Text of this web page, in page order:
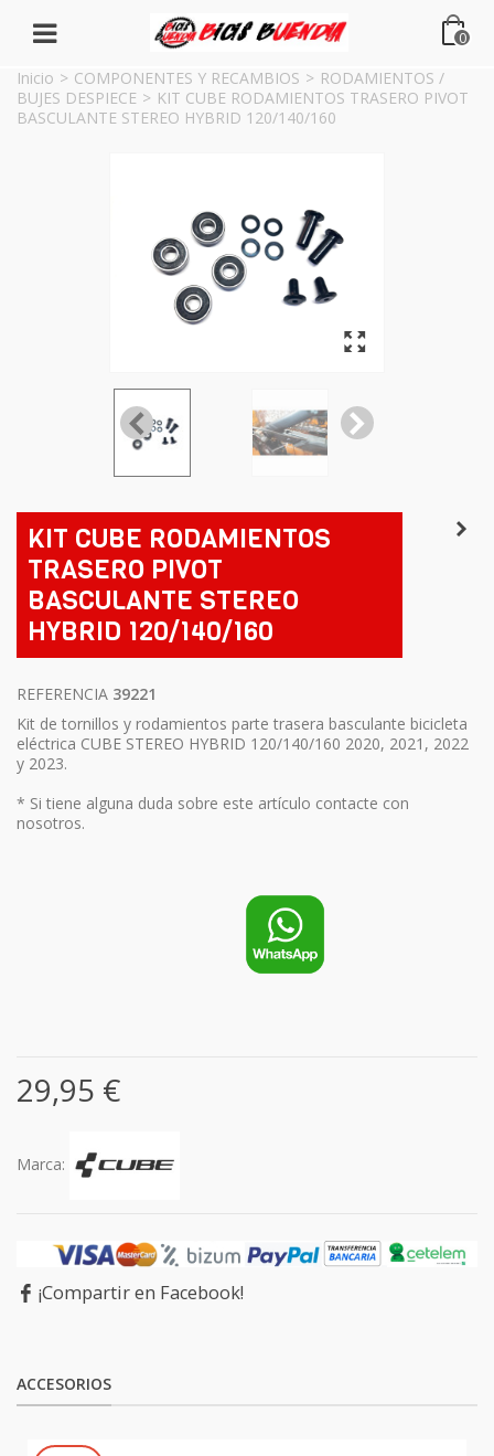
0
Inicio > COMPONENTES Y RECAMBIOS > RODAMIENTOS /
BUJES DESPIECE > KIT CUBE RODAMIENTOS TRASERO PIVOT
BASCULANTE STEREO HYBRID 120/140/160
KIT CUBE RODAMIENTOS
TRASERO PIVOT
BASCULANTE STEREO
HYBRID 120/140/160
REFERENCIA 39221
Kit de tornillos y rodamientos parte trasera basculante bicicleta
eléctrica CUBE STEREO HYBRID 120/140/160 2020, 2021, 2022
y 2023.
* Si tiene alguna duda sobre este artículo contacte con
nosotros.
29,95 €
Marca:
¡Compartir en Facebook!
ACCESORIOS